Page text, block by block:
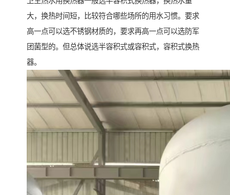
大，换热时间短，比较符合哪些场所的用水习惯。要求
高一点可以选不锈钢材质的，要求再高一点可以选防军
团菌型的。但总体说选半容积式或容积式，容积式换热
器。